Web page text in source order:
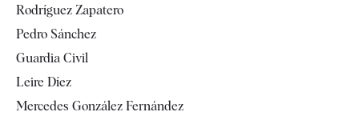
Televisión
Rodríguez Zapatero
Pedro Sánchez
Guardia Civil
Leire Díez
Mercedes González Fernández